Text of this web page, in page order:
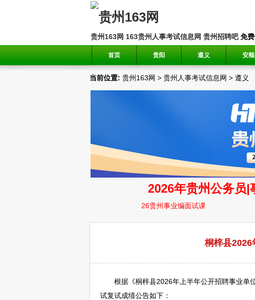
贵州163网 163贵州人事考试信息网 贵州招聘吧免费
首页 贵阳 遵义 安顺
当前位置: 贵州163网 > 贵州人事考试信息网 > 遵义
桐梓县2026
根据《桐梓县2026年上半年公开招聘事业单
试复试成绩公告如下：